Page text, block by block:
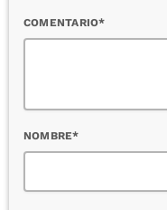
COMENTARIO*
NOMBRE*